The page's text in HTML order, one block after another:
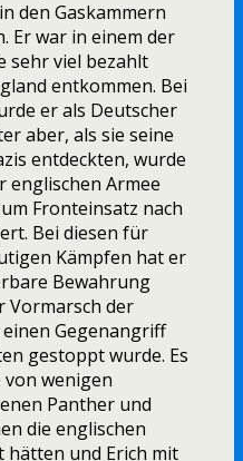
den Gaskammern
Er war in einem der
sehr viel bezahlt
entkommen. Bei
er als Deutscher
aber, als sie seine
entdeckten, wurde
englischen Armee
Fronteinsatz nach
Bei diesen für
Kämpfen hat er
Bewahrung
Vormarsch der
Gegenangriff
gestoppt wurde. Es
wenigen
Panther und
die englischen
und Erich mit